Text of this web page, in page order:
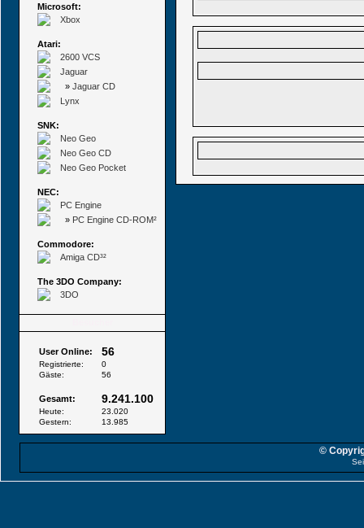
Microsoft:
Xbox
Atari:
2600 VCS
Jaguar
» Jaguar CD
Lynx
SNK:
Neo Geo
Neo Geo CD
Neo Geo Pocket
NEC:
PC Engine
» PC Engine CD-ROM²
Commodore:
Amiga CD³²
The 3DO Company:
3DO
User Online: 56
Registrierte:
0
Gäste:
56
Gesamt: 9.241.100
Heute:
23.020
Gestern:
13.985
©